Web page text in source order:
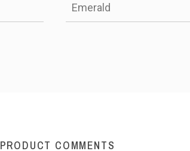
Emerald
PRODUCT COMMENTS